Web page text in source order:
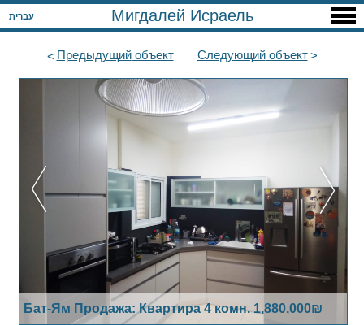
עברית Мигдалей Исраель
Предыдущийобъект Следующийобъект
Бат-Ям Продажа: Квартира 4 комн. 1,880,000₪